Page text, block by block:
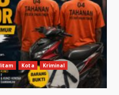
Kota
Kriminal